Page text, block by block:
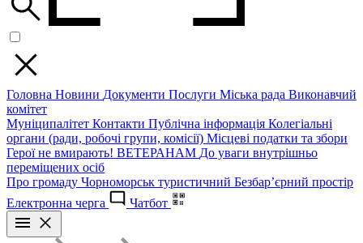
Головна Новини Документи Послуги Міська рада Виконавчий
комітет
Муніципалітет Контакти Публічна інформація Колегіальні
органи (ради, робочі групи, комісії) Місцеві податки та збори
Герої не вмирають! ВЕТЕРАНАМ До уваги внутрішньо
переміщених осіб
Про громаду Чорноморськ туристичний Безбар’єрний простір
Електронна черга
Чатбот